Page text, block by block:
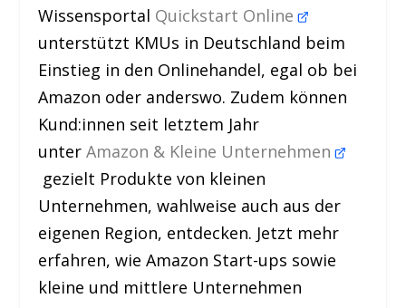
Wissensportal Quickstart Online
unterstützt KMUs in Deutschland beim
Einstieg in den Onlinehandel, egal ob bei
Amazon oder anderswo. Zudem können
Kund:innen seit letztem Jahr
unterAmazon & Kleine Unternehmen
gezielt Produkte von kleinen
Unternehmen, wahlweise auch aus der
eigenen Region, entdecken. Jetzt mehr
erfahren, wie Amazon Start-ups sowie
kleine und mittlere Unternehmen